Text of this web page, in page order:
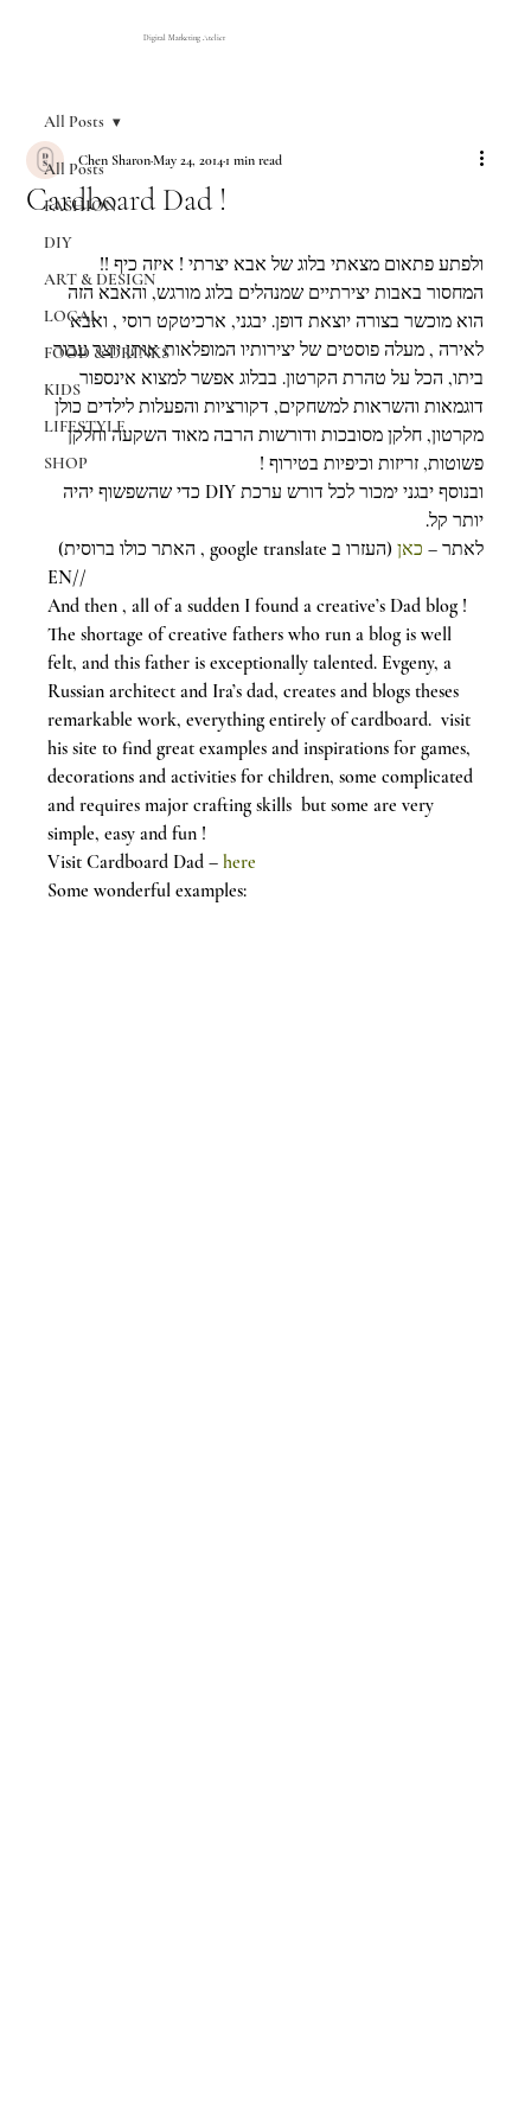
Digital Marketing Atelier
All Posts
FASHION
DIY
ART & DESIGN
LOCAL
FOOD & DRINKS
KIDS
LIFESTYLE
SHOP
All Posts
Cardboard Dad !
Chen SharonMay 24, 20141 min read
ולפתע פתאום מצאתי בלוג של אבא יצרתי ! איזה כיף !!
המחסור באבות יצירתיים שמנהלים בלוג מורגש, והאבא הזה
הוא מוכשר בצורה יוצאת דופן. יבגני, ארכיטקט רוסי , ואבא
לאירה , מעלה פוסטים של יצירותיו המופלאות אותן יוצר עבור
ביתו, הכל על טהרת הקרטון. בבלוג אפשר למצוא אינספור
דוגמאות והשראות למשחקים, דקורציות והפעלות לילדים כולן
מקרטון, חלקן מסובכות ודורשות הרבה מאוד השקעה וחלקן
פשוטות, זריזות וכיפיות בטירוף !
ובנוסף יבגני ימכור לכל דורש ערכת DIY כדי שהשפשוף יהיה
יותר קל.
לאתר – כאן (העזרו ב google translate , האתר כולו ברוסית)
EN//
And then , all of a sudden I found a creative’s Dad blog !
The shortage of creative fathers who run a blog is well
felt, and this father is exceptionally talented. Evgeny, a
Russian architect and Ira’s dad, creates and blogs theses
remarkable work, everything entirely of cardboard.  visit
his site to find great examples and inspirations for games,
decorations and activities for children, some complicated
and requires major crafting skills  but some are very
simple, easy and fun !
Visit Cardboard Dad – here
Some wonderful examples: